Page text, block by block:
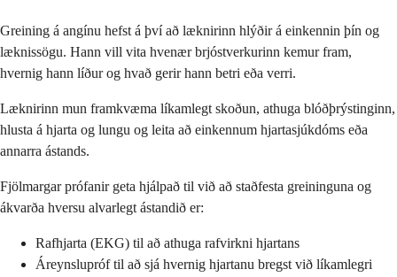
Greining á angínu hefst á því að læknirinn hlýðir á einkennin þín og
læknissögu. Hann vill vita hvenær brjóstverkurinn kemur fram,
hvernig hann líður og hvað gerir hann betri eða verri.
Læknirinn mun framkvæma líkamlegt skoðun, athuga blóðþrýstinginn,
hlusta á hjarta og lungu og leita að einkennum hjartasjúkdóms eða
annarra ástands.
Fjölmargar prófanir geta hjálpað til við að staðfesta greininguna og
ákvarða hversu alvarlegt ástandið er:
Rafhjarta (EKG) til að athuga rafvirkni hjartans
Áreynslupróf til að sjá hvernig hjartanu bregst við líkamlegri